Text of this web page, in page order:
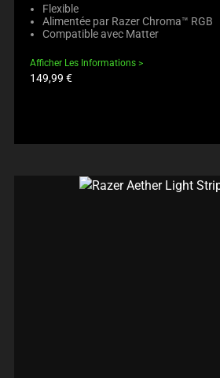
Flexible
Alimentée par Razer Chroma™ RGB
Compatible avec Matter
Afficher Les Informations
Prix
149,99 €